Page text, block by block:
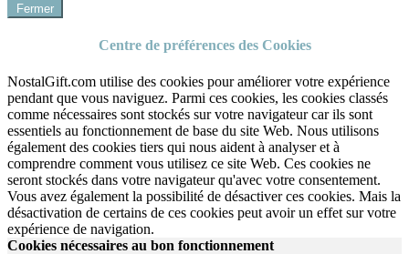
Fermer
Centre de préférences des Cookies
NostalGift.com utilise des cookies pour améliorer votre expérience
pendant que vous naviguez. Parmi ces cookies, les cookies classés
comme nécessaires sont stockés sur votre navigateur car ils sont
essentiels au fonctionnement de base du site Web. Nous utilisons
également des cookies tiers qui nous aident à analyser et à
comprendre comment vous utilisez ce site Web. Ces cookies ne
seront stockés dans votre navigateur qu'avec votre consentement.
Vous avez également la possibilité de désactiver ces cookies. Mais la
désactivation de certains de ces cookies peut avoir un effet sur votre
expérience de navigation.
Cookies nécessaires au bon fonctionnement